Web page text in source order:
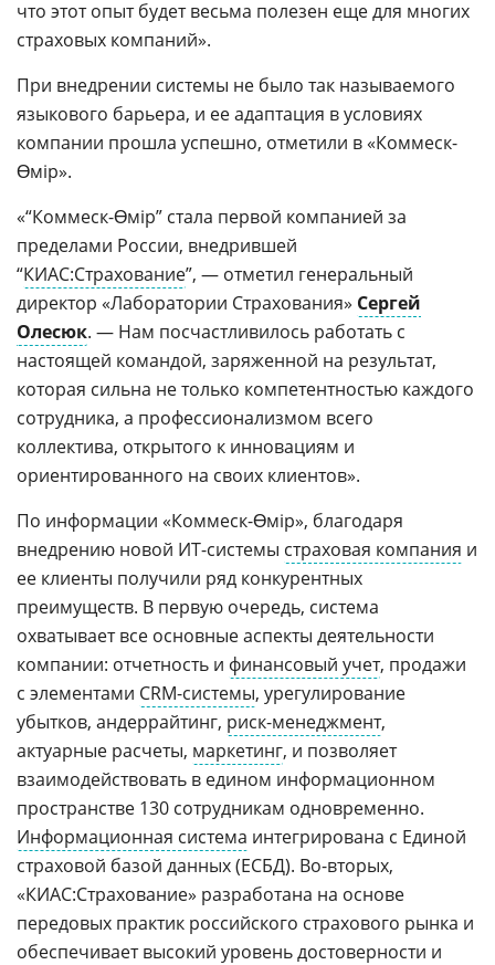
что этот опыт будет весьма полезен еще для многих
страховых компаний».
При внедрении системы не было так называемого
языкового барьера, и ее адаптация в условиях
компании прошла успешно, отметили в «Коммеск-
Өмір».
«“Коммеск-Өмір” стала первой компанией за
пределами России, внедрившей
“КИАС:Страхование”, — отметил генеральный
директор «Лаборатории Страхования» Сергей
Олесюк. — Нам посчастливилось работать с
настоящей командой, заряженной на результат,
которая сильна не только компетентностью каждого
сотрудника, а профессионализмом всего
коллектива, открытого к инновациям и
ориентированного на своих клиентов».
По информации «Коммеск-Өмір», благодаря
внедрению новой ИТ-системы страховая компания и
ее клиенты получили ряд конкурентных
преимуществ. В первую очередь, система
охватывает все основные аспекты деятельности
компании: отчетность и финансовый учет, продажи
с элементами CRM-системы, урегулирование
убытков, андеррайтинг, риск-менеджмент,
актуарные расчеты, маркетинг, и позволяет
взаимодействовать в едином информационном
пространстве 130 сотрудникам одновременно.
Информационная система интегрирована с Единой
страховой базой данных (ЕСБД). Во-вторых,
«КИАС:Страхование» разработана на основе
передовых практик российского страхового рынка и
обеспечивает высокий уровень достоверности и